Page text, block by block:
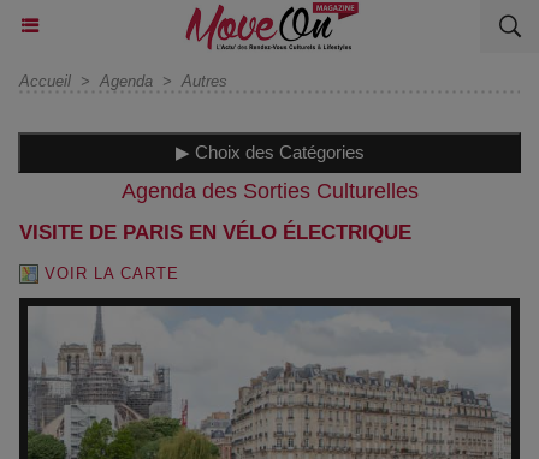
Accueil > Agenda > Autres
▶ Choix des Catégories
Agenda des Sorties Culturelles
VISITE DE PARIS EN VÉLO ÉLECTRIQUE
VOIR LA CARTE